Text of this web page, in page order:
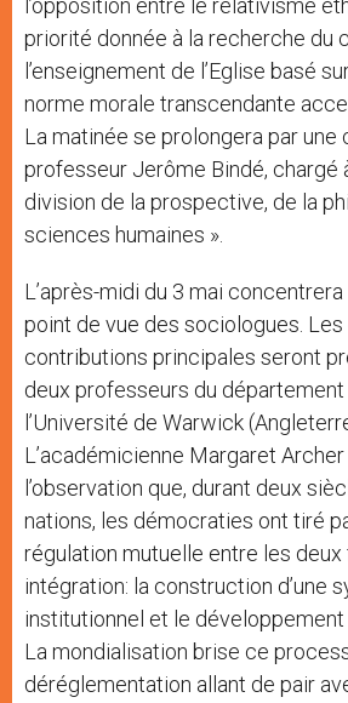
l’opposition entre le relativisme
priorité donnée à la recherche du
l’enseignement de l’Eglise basé
norme morale transcendante
La matinée se prolongera par une
professeur Jerôme Bindé, chargé
division de la prospective, de la
sciences humaines ».
L’après-midi du 3 mai concentrera
point de vue des sociologues. Les
contributions principales seront
deux professeurs du
l’Université de Warwick
L’académicienne Margaret
l’observation que, durant deux
nations, les démocraties ont tiré
régulation mutuelle entre les
intégration: la construction d’une
institutionnel et le développement
La mondialisation brise ce
déréglementation allant de pair